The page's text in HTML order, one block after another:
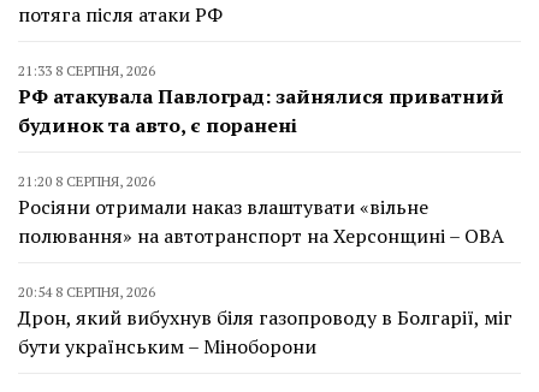
потяга після атаки РФ
21:33 8 СЕРПНЯ, 2026
РФ атакувала Павлоград: зайнялися приватний
будинок та авто, є поранені
21:20 8 СЕРПНЯ, 2026
Росіяни отримали наказ влаштувати «вільне
полювання» на автотранспорт на Херсонщині – ОВА
20:54 8 СЕРПНЯ, 2026
Дрон, який вибухнув біля газопроводу в Болгарії, міг
бути українським – Міноборони